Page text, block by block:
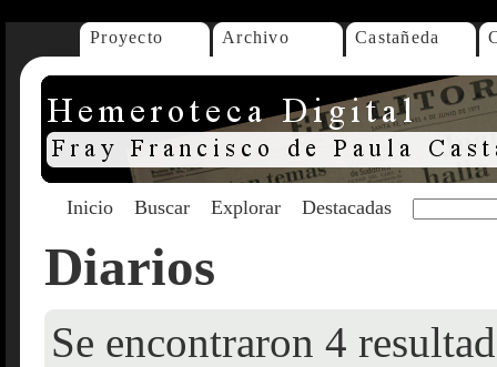
Proyecto Archivo Castañeda
Inicio Buscar Explorar Destacadas
Diarios
Se encontraron 4